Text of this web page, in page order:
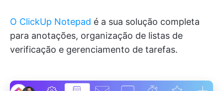
O ClickUp Notepad é a sua solução completa
para anotações, organização de listas de
verificação e gerenciamento de tarefas.